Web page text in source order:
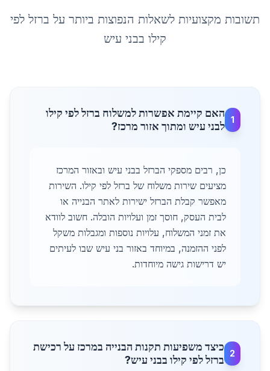
תשובות מקצועיות לשאלות הנפוצות ביותר על ברזל לפי
קילו בבני עיש
1
האם קיימת אפשרות למשלוח ברזל לפי קילו
לבני עיש ומתוך אזור מרכז?
כן, רבים מספקי הברזל בבני עיש ובאזור המרכז
מציעים שירות משלוח של ברזל לפי קילו. השירות
מאפשר קבלת הברזל ישירות לאתר הבנייה או
לבית העסק, חוסך זמן ועלויות הובלה. חשוב לוודא
את זמני המשלוח, עלויות נוספות ומגבלות משקל
לפני ההזמנה, במיוחד באזור בני עיש שבו לעיתים
יש דרישות גישה מיוחדות.
2
כיצד משפיעות תקנות הבנייה במרכז על רכישת
ברזל לפי קילו בבני עיש?